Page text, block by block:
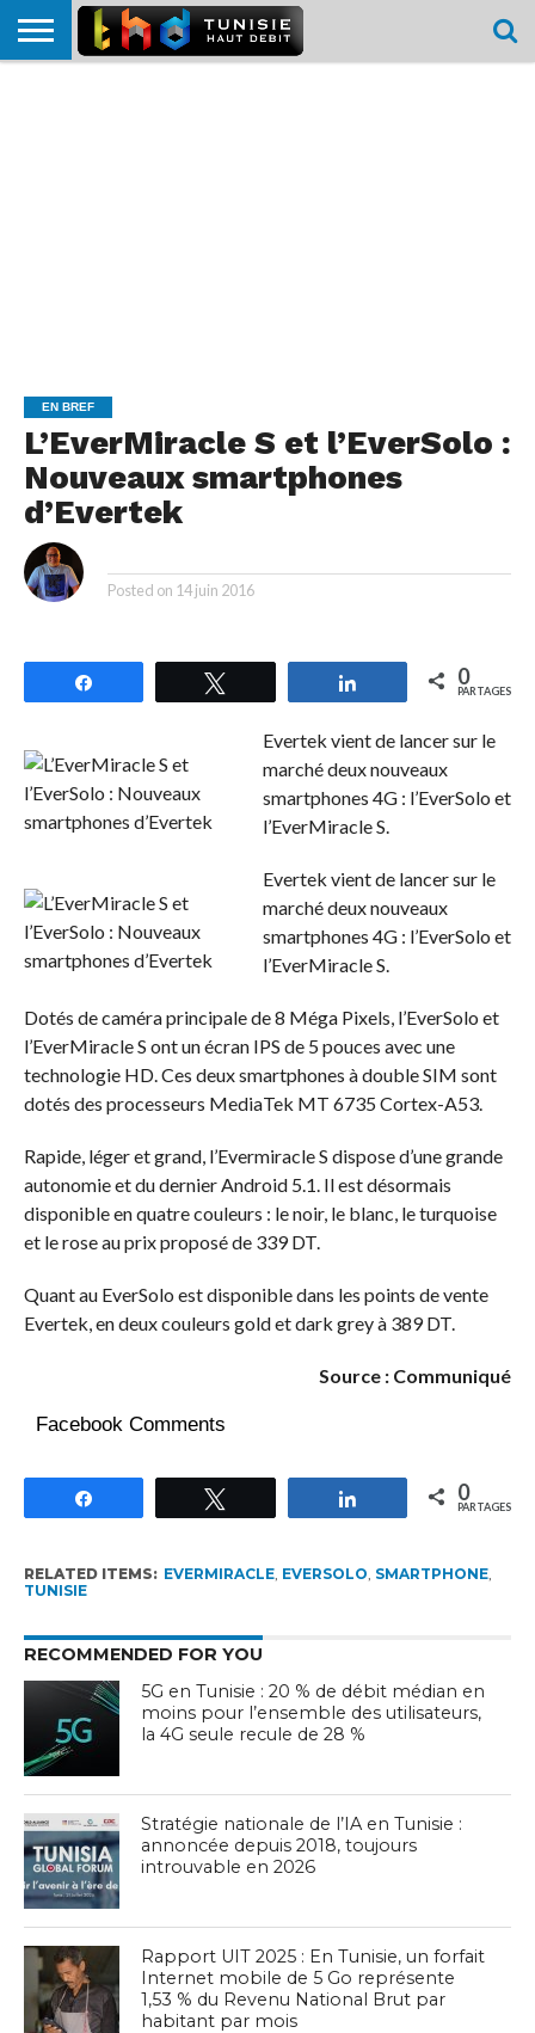
EN BREF
L’EverMiracle S et l’EverSolo :
Nouveaux smartphones
d’Evertek
Posted on 14 juin 2016
Partagez 0
PARTAGES
Evertek vient de lancer sur le
marché deux nouveaux
smartphones 4G : l’EverSolo et
l’EverMiracle S.
Evertek vient de lancer sur le
marché deux nouveaux
smartphones 4G : l’EverSolo et
l’EverMiracle S.
Dotés de caméra principale de 8 Méga Pixels, l’EverSolo et
l’EverMiracle S ont un écran IPS de 5 pouces avec une
technologie HD. Ces deux smartphones à double SIM sont
dotés des processeurs MediaTek MT 6735 Cortex-A53.
Rapide, léger et grand, l’Evermiracle S dispose d’une grande
autonomie et du dernier Android 5.1. Il est désormais
disponible en quatre couleurs : le noir, le blanc, le turquoise
et le rose au prix proposé de 339 DT.
Quant au EverSolo est disponible dans les points de vente
Evertek, en deux couleurs gold et dark grey à 389 DT.
Source : Communiqué
Facebook Comments
Partagez 0
PARTAGES
RELATED ITEMS: EVERMIRACLE, EVERSOLO, SMARTPHONE,
TUNISIE
RECOMMENDED FOR YOU
5G en Tunisie : 20 % de débit médian en
moins pour l’ensemble des utilisateurs,
la 4G seule recule de 28 %
Stratégie nationale de l’IA en Tunisie :
annoncée depuis 2018, toujours
introuvable en 2026
Rapport UIT 2025 : En Tunisie, un forfait
Internet mobile de 5 Go représente
1,53 % du Revenu National Brut par
habitant par mois